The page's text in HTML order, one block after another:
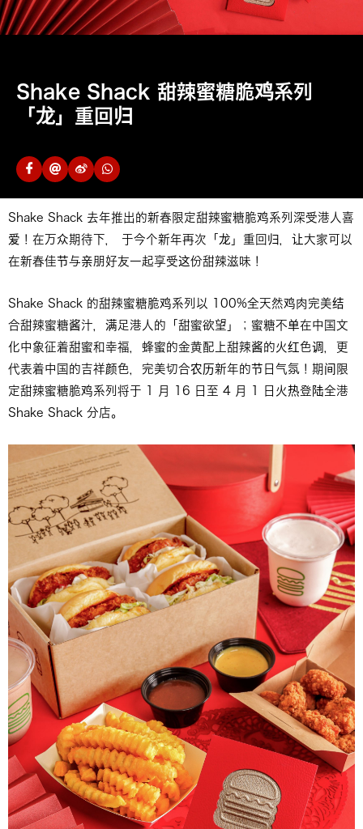
Shake Shack 甜辣蜜糖脆鸡系列
「龙」重回归
Shake Shack 去年推出的新春限定甜辣蜜糖脆鸡系列深受港人喜
爱！在万众期待下， 于今个新年再次「龙」重回归，让大家可以
在新春佳节与亲朋好友一起享受这份甜辣滋味！
Shake Shack 的甜辣蜜糖脆鸡系列以 100%全天然鸡肉完美结
合甜辣蜜糖酱汁，满足港人的「甜蜜欲望」；蜜糖不单在中国文
化中象征着甜蜜和幸福，蜂蜜的金黄配上甜辣酱的火红色调，更
代表着中国的吉祥颜色，完美切合农历新年的节日气氛！期间限
定甜辣蜜糖脆鸡系列将于 1 月 16 日至 4 月 1 日火热登陆全港